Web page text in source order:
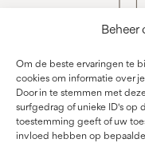
Om de beste ervaringen te
cookies om informatie over
Door in te stemmen met
surfgedrag of unieke ID's op
toestemming geeft of uw
invloed hebben op